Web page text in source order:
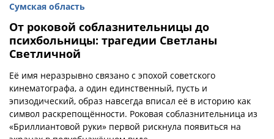
Сумская область
От роковой соблазнительницы до
психбольницы: трагедии Светланы
Светличной
Её имя неразрывно связано с эпохой советского
кинематографа, а один единственный, пусть и
эпизодический, образ навсегда вписал её в историю как
символ раскрепощённости. Роковая соблазнительница из
«Бриллиантовой руки» первой рискнула появиться на